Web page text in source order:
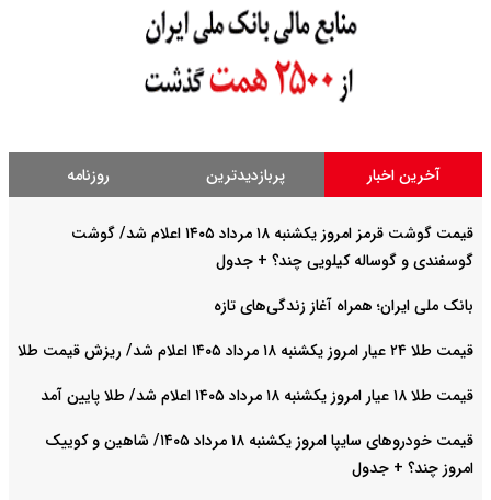
آخرین اخبار پربازدیدترین روزنامه
قیمت گوشت قرمز امروز یکشنبه ۱۸ مرداد ۱۴۰۵ اعلام شد/ گوشت
گوسفندی و گوساله کیلویی چند؟ + جدول
بانک ملی ایران؛ همراه آغاز زندگی‌های تازه
قیمت طلا ۲۴ عیار امروز یکشنبه ۱۸ مرداد ۱۴۰۵ اعلام شد/ ریزش قیمت طلا
قیمت طلا ۱۸ عیار امروز یکشنبه ۱۸ مرداد ۱۴۰۵ اعلام شد/ طلا پایین آمد
قیمت خودرو‌های سایپا امروز یکشنبه ۱۸ مرداد ۱۴۰۵/ شاهین و کوییک
امروز چند؟ + جدول